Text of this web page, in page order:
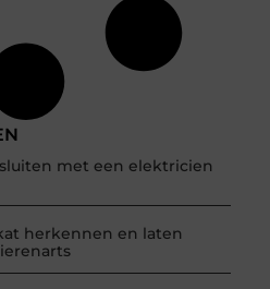
met een elektricien
herkennen en laten